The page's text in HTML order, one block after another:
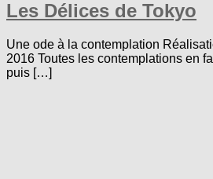
Les Délices de Tokyo
Une ode à la contemplation
2016 Toutes les contemplations en
puis […]